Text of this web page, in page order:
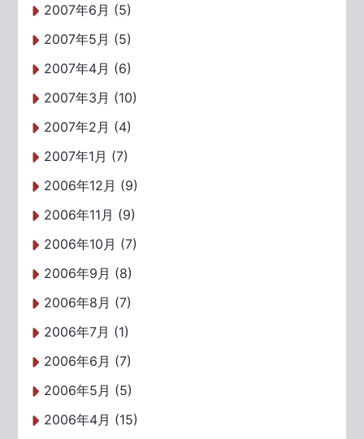
2007年6月 (5)
2007年5月 (5)
2007年4月 (6)
2007年3月 (10)
2007年2月 (4)
2007年1月 (7)
2006年12月 (9)
2006年11月 (9)
2006年10月 (7)
2006年9月 (8)
2006年8月 (7)
2006年7月 (1)
2006年6月 (7)
2006年5月 (5)
2006年4月 (15)